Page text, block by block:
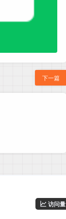
下一篇
访问量